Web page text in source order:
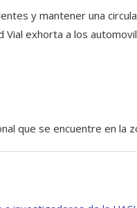
y mantener una
Vial exhorta a los
que se encuentre en la